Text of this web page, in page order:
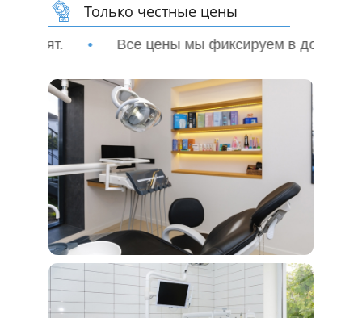
Только честные цены
в договоре, и они не подвергаются